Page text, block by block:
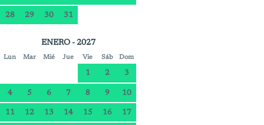
28 29 30 31
ENERO - 2027
Lun Mar Mié Jue Vie Sáb Dom
1 2 3
4 5 6 7 8 9 10
11 12 13 14 15 16 17